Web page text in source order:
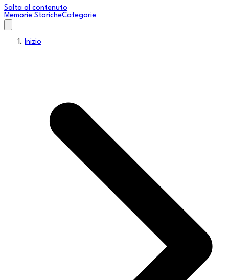
Salta al contenuto
Memorie StoricheCategorie
Inizio